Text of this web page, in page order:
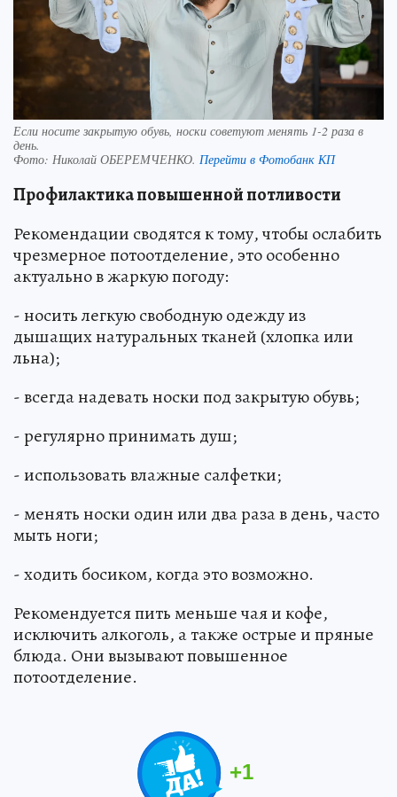
Если носите закрытую обувь, носки советуют менять 1-2 раза в
день.
Фото: Николай ОБЕРЕМЧЕНКО. Перейти в Фотобанк КП
Профилактика повышенной потливости
Рекомендации сводятся к тому, чтобы ослабить
чрезмерное потоотделение, это особенно
актуально в жаркую погоду:
- носить легкую свободную одежду из
дышащих натуральных тканей (хлопка или
льна);
- всегда надевать носки под закрытую обувь;
- регулярно принимать душ;
- использовать влажные салфетки;
- менять носки один или два раза в день, часто
мыть ноги;
- ходить босиком, когда это возможно.
Рекомендуется пить меньше чая и кофе,
исключить алкоголь, а также острые и пряные
блюда. Они вызывают повышенное
потоотделение.
+1